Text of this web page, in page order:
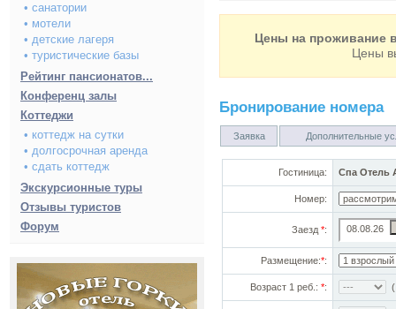
• санатории
• мотели
• детские лагеря
• туристические базы
Рейтинг пансионатов...
Конференц залы
Коттеджи
• коттедж на сутки
• долгосрочная аренда
• сдать коттедж
Экскурсионные туры
Отзывы туристов
Форум
Цены на проживание
Цены
Бронирование номера
Заявка Дополнительные
Гостиница: Спа Отель
Номер:
Заезд *:
Размещение:*:
Возраст 1 реб.: *: